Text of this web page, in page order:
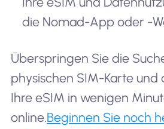
die Nomad-App oder -
Überspringen Sie die
physischen SIM-Karte und
Ihre eSIM in wenigen
online.Beginnen Sie noch